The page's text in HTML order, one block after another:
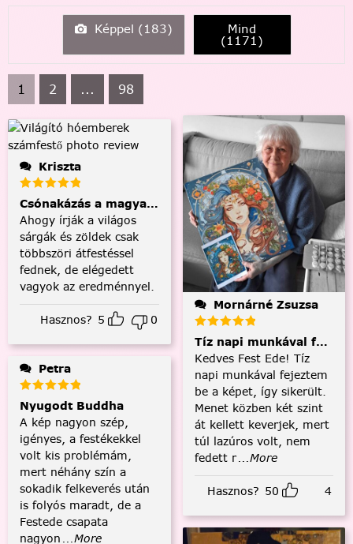
Képpel (183) Mind
(1171)
1 2 ... 98
Kriszta
Csónakázás a magyar tengeren
Ahogy írják a világos
sárgák és zöldek csak
többszöri átfestéssel
fednek, de elégedett
vagyok az eredménnyel.
Hasznos? 5 0
Petra
Nyugodt Buddha
A kép nagyon szép,
igényes, a festékekkel
volt kis problémám,
mert néhány szín a
sokadik felkeverés után
is folyós maradt, de a
Festede csapata
nagyon ...More
Mornárné Zsuzsa
Tíz napi munkával
Kedves Fest Ede! Tíz
napi munkával fejeztem
be a képet, így sikerült.
Menet közben két szint
át kellett keverjek, mert
túl lazúros volt, nem
fedett r...More
Hasznos? 50 4